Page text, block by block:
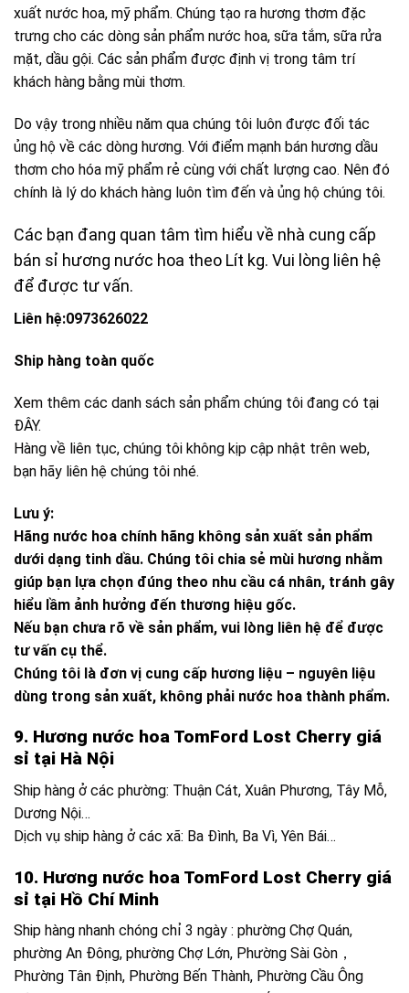
xuất nước hoa, mỹ phẩm. Chúng tạo ra hương thơm đặc
trưng cho các dòng sản phẩm nước hoa, sữa tắm, sữa rửa
mặt, dầu gội. Các sản phẩm được định vị trong tâm trí
khách hàng bằng mùi thơm.
Do vậy trong nhiều năm qua chúng tôi luôn được đối tác
ủng hộ về các dòng hương. Với điểm mạnh bán hương dầu
thơm cho hóa mỹ phẩm rẻ cùng với chất lượng cao. Nên đó
chính là lý do khách hàng luôn tìm đến và ủng hộ chúng tôi.
Các bạn đang quan tâm tìm hiểu về nhà cung cấp
bán sỉ hương nước hoa theo Lít kg. Vui lòng liên hệ
để được tư vấn.
Liên hệ:0973626022
Ship hàng toàn quốc
Xem thêm các danh sách sản phẩm chúng tôi đang có tại
ĐÂY.
Hàng về liên tục, chúng tôi không kịp cập nhật trên web,
bạn hãy liên hệ chúng tôi nhé.
Lưu ý:
Hãng nước hoa chính hãng không sản xuất sản phẩm
dưới dạng tinh dầu. Chúng tôi chia sẻ mùi hương nhằm
giúp bạn lựa chọn đúng theo nhu cầu cá nhân, tránh gây
hiểu lầm ảnh hưởng đến thương hiệu gốc.
Nếu bạn chưa rõ về sản phẩm, vui lòng liên hệ để được
tư vấn cụ thể.
Chúng tôi là đơn vị cung cấp hương liệu – nguyên liệu
dùng trong sản xuất, không phải nước hoa thành phẩm.
9. Hương nước hoa TomFord Lost Cherry giá
sỉ tại Hà Nội
Ship hàng ở các phường: Thuận Cát, Xuân Phương, Tây Mỗ,
Dương Nội…
Dịch vụ ship hàng ở các xã: Ba Đình, Ba Vì, Yên Bái…
10. Hương nước hoa TomFord Lost Cherry giá
sỉ tại Hồ Chí Minh
Ship hàng nhanh chóng chỉ 3 ngày : phường Chợ Quán,
phường An Đông, phường Chợ Lớn, Phường Sài Gòn，
Phường Tân Định, Phường Bến Thành, Phường Cầu Ông